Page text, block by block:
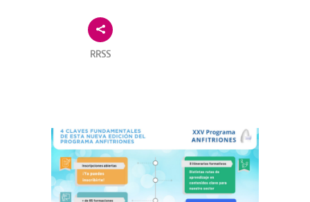
RRSS